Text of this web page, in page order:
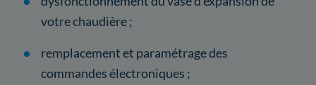
votre chaudière ;
remplacement et paramétrage des
commandes électroniques ;